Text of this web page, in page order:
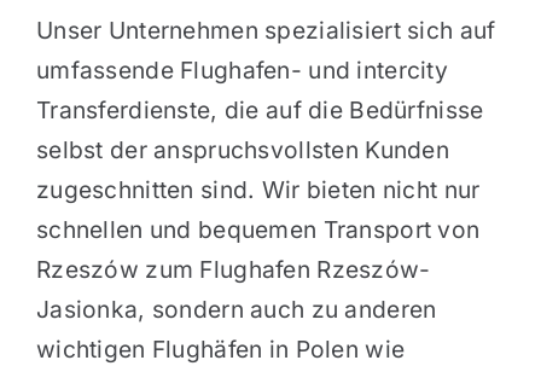
Unser Unternehmen spezialisiert sich auf
umfassende Flughafen- und intercity
Transferdienste, die auf die Bedürfnisse
selbst der anspruchsvollsten Kunden
zugeschnitten sind. Wir bieten nicht nur
schnellen und bequemen Transport von
Rzeszów zum Flughafen Rzeszów-
Jasionka, sondern auch zu anderen
wichtigen Flughäfen in Polen wie